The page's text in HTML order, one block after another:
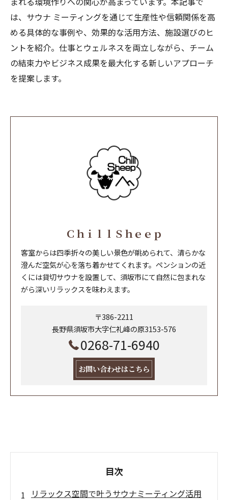
は、サウナ ミーティングを通じて生産性や信頼関係を高
める具体的な事例や、効果的な活用方法、施設選びのヒ
ントを紹介。仕事とウェルネスを両立しながら、チーム
の結束力やビジネス成果を最大化する新しいアプローチ
を提案します。
ＣｈｉｌｌＳｈｅｅｐ
客室からは四季折々の美しい景色が眺められて、清らかな
澄んだ空気が心を落ち着かせてくれます。ペンションの近
くには貸切サウナを設置して、須坂市にて自然に包まれな
がら深いリラックスを味わえます。
〒386-2211
長野県須坂市大字仁礼峰の原3153-576
0268-71-6940
お問い合わせはこちら
目次
リラックス空間で叶うサウナミーティング活用